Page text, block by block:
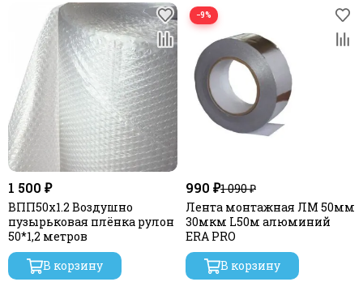
1 500 ₽
ВПП50х1.2 Воздушно
пузырьковая плёнка рулон
50*1,2 метров
В корзину
−9%
990 ₽1 090 ₽
Лента монтажная ЛМ 50мм
30мкм L50м алюминий
ERA PRO
В корзину